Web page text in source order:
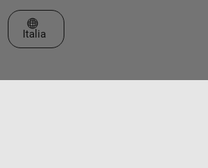
Seleziona un sito web
Italia